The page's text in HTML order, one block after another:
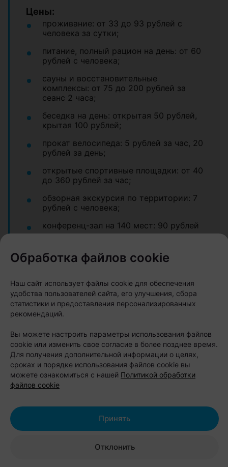
Цены:
проживание: от 33 до 93 рублей с
человека за сутки;
питание, полный рацион на день: от 60
рублей с человека;
сауны и восстановительные
комплексы: от 75 до 200 рублей за
сеанс 2 часа;
беседка на день: открытая 50 рублей,
крытая 100 рублей;
прокат велосипеда: 5 рублей за час, 20
рублей за день;
открытые спортивные площадки: от 40
до 360 рублей за час;
обзорная экскурсия по территории: 7
рублей с человека;
конференц-зал на 140 мест: 90 рублей
за час;
комната переговоров на 20 мест: 30
рублей за час;
обзорная экскурсия без
сопровождения: 5 рублей.
Адрес:Минский район, район д.
Бронирование:+375 29 777-09-75
Усадьба «Андреевская Заимка»:
сказочный парк среди леса, где
баня и купель уже включены в
Обработка файлов cookie
Наш сайт использует файлы cookie для обеспечения
удобства пользователей сайта, его улучшения, сбора
статистики и предоставления персонализированных
рекомендаций.
Вы можете настроить параметры использования файлов
cookie или изменить свое согласие в более позднее время.
Для получения дополнительной информации о целях,
сроках и порядке использования файлов cookie вы
можете ознакомиться с нашей Политикой обработки
файлов cookie
Отклонить
Принять